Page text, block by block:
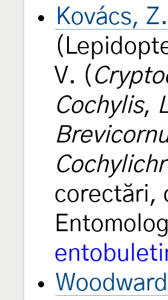
Kovács,
V. (
Cochylis,
corectări,